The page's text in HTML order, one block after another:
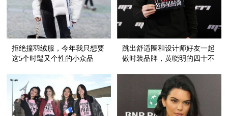
拒绝撞羽绒服，今年我只想要
这5个时髦又个性的小众品
跳出舒适圈和设计师好友一起
做时装品牌，黄晓明的四十不